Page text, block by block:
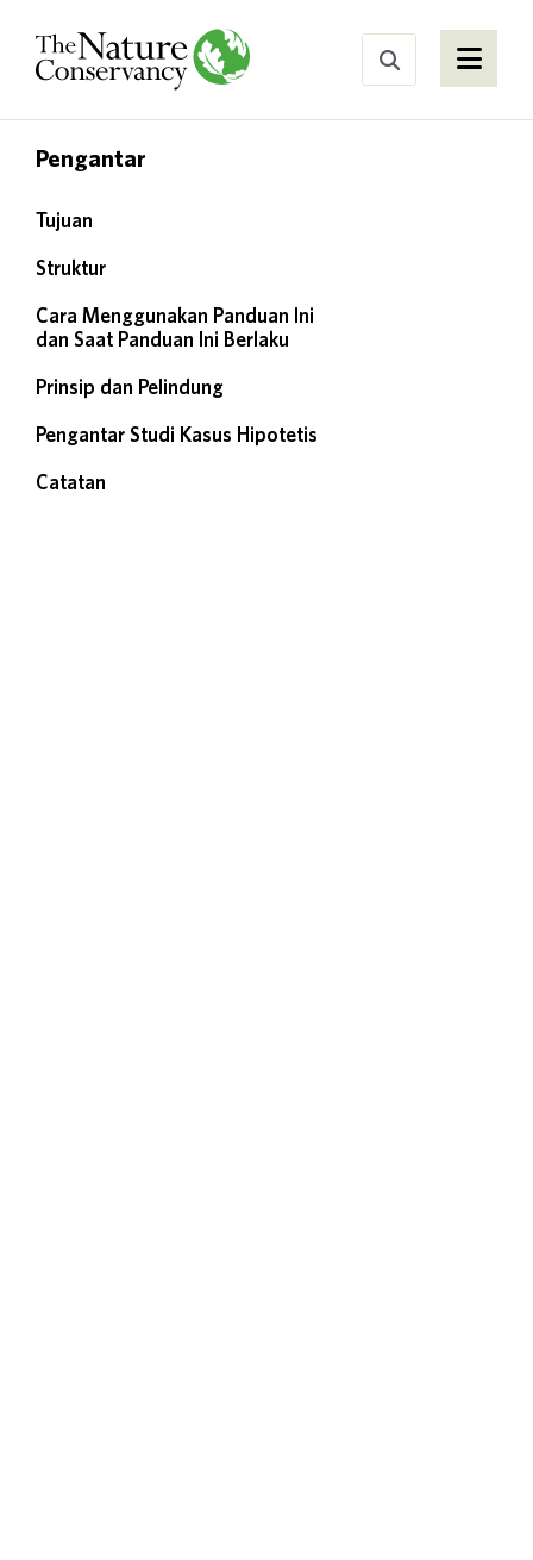
Pengantar
Tujuan
Struktur
Cara Menggunakan Panduan Ini
dan Saat Panduan Ini Berlaku
Prinsip dan Pelindung
Pengantar Studi Kasus Hipotetis
Catatan